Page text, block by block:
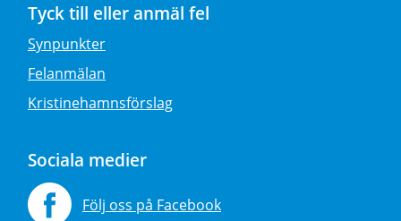
Tyck till eller anmäl fel
Synpunkter
Felanmälan
Kristinehamnsförslag
Sociala medier
Följ oss på Facebook